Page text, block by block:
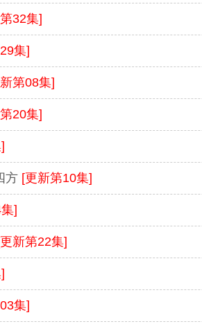
32集]
集]
第08集]
20集]
方 [更新第10集]
]
新第22集]
集]